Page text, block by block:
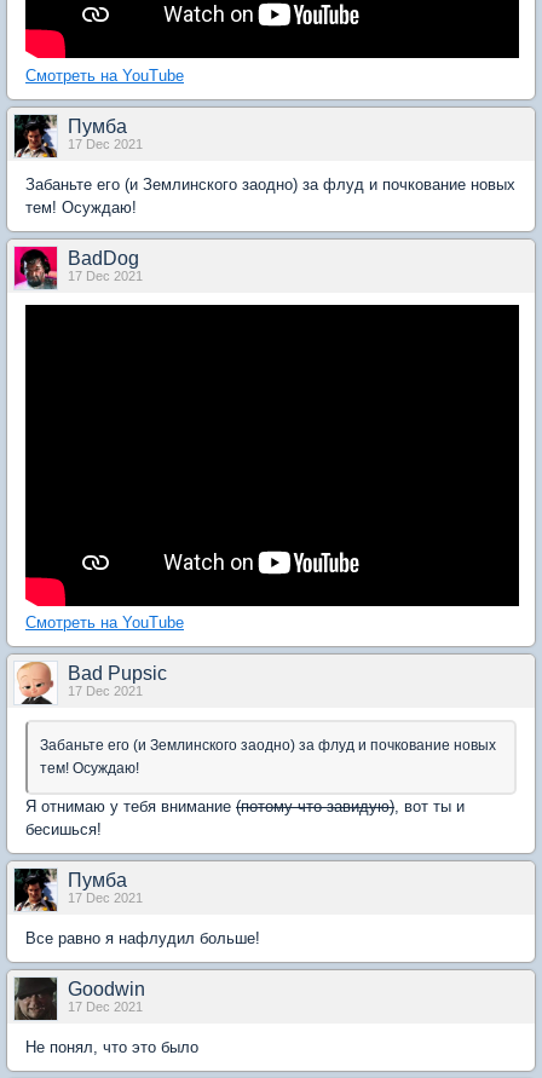
Смотреть на YouTube
Пумба
17 Dec 2021
Забаньте его (и Землинского заодно) за флуд и почкование новых
тем! Осуждаю!
BadDog
17 Dec 2021
Смотреть на YouTube
Bad Pupsic
17 Dec 2021
Забаньте его (и Землинского заодно) за флуд и почкование новых
тем! Осуждаю!
Я отнимаю у тебя внимание (потому что завидую), вот ты и
бесишься!
Пумба
17 Dec 2021
Все равно я нафлудил больше!
Goodwin
17 Dec 2021
Не понял, что это было